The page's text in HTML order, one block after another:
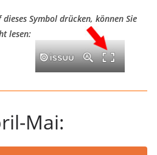
Symbol drücken, können Sie
lesen:
Mai: